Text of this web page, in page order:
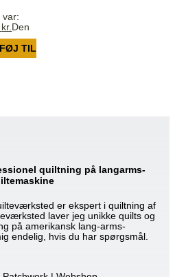
var:
kr. Den
TIL
quiltning på langarms-
er ekspert i quiltning af
laver jeg unikke quilts og
på amerikansk lang-arms-
endelig, hvis du har spørgsmål.